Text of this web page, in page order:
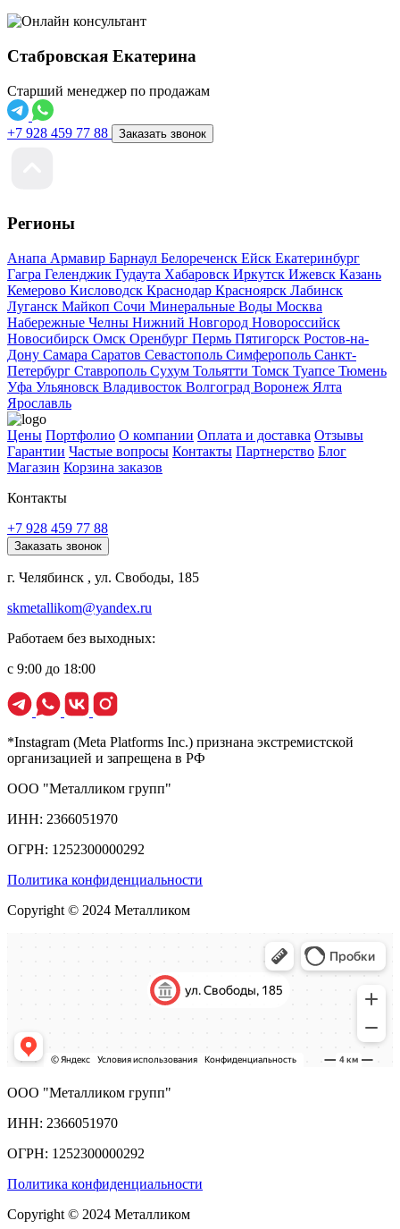
Стабровская Екатерина
Старший менеджер по продажам
+7 928 459 77 88 Заказать звонок
Регионы
Анапа Армавир Барнаул Белореченск Ейск Екатеринбург
Гагра Геленджик Гудаута Хабаровск Иркутск Ижевск Казань
Кемерово Кисловодск Краснодар Красноярск Лабинск
Луганск Майкоп Сочи Минеральные Воды Москва
Набережные Челны Нижний Новгород Новороссийск
Новосибирск Омск Оренбург Пермь Пятигорск Ростов-на-
Дону Самара Саратов Севастополь Симферополь Санкт-
Петербург Ставрополь Сухум Тольятти Томск Туапсе Тюмень
Уфа Ульяновск Владивосток Волгоград Воронеж Ялта
Ярославль
Цены Портфолио О компании Оплата и доставка Отзывы
Гарантии Частые вопросы Контакты Партнерство Блог
Магазин Корзина заказов
Контакты
+7 928 459 77 88
Заказать звонок
г. Челябинск , ул. Свободы, 185
skmetallikom@yandex.ru
Работаем без выходных:
с 9:00 до 18:00
*Instagram (Meta Platforms Inc.) признана экстремистской
организацией и запрещена в РФ
ООО "Металликом групп"
ИНН: 2366051970
ОГРН: 1252300000292
Политика конфиденциальности
Copyright © 2024 Металликом
ООО "Металликом групп"
ИНН: 2366051970
ОГРН: 1252300000292
Политика конфиденциальности
Copyright © 2024 Металликом